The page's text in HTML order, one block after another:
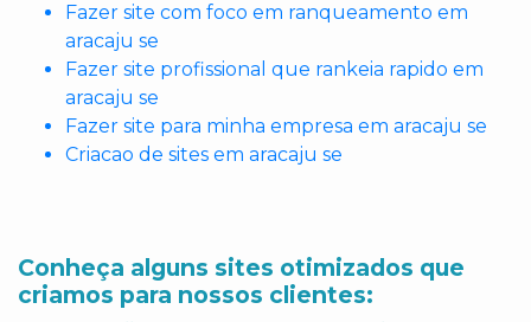
Fazer site com foco em ranqueamento em
aracaju se
Fazer site profissional que rankeia rapido em
aracaju se
Fazer site para minha empresa em aracaju se
Criacao de sites em aracaju se
Conheça alguns sites otimizados que
criamos para nossos clientes: